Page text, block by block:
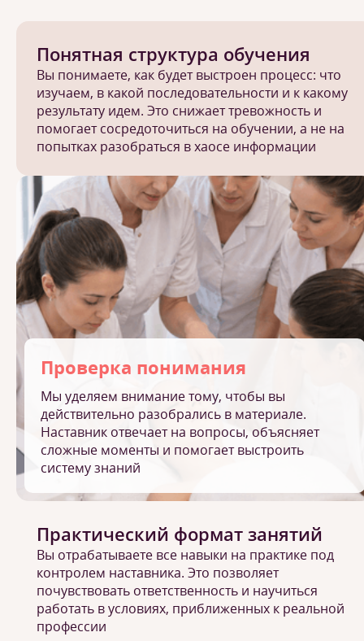
Понятная структура обучения
Вы понимаете, как будет выстроен процесс: что
изучаем, в какой последовательности и к какому
результату идем. Это снижает тревожность и
помогает сосредоточиться на обучении, а не на
попытках разобраться в хаосе информации
Проверка понимания
Мы уделяем внимание тому, чтобы вы
действительно разобрались в материале.
Наставник отвечает на вопросы, объясняет
сложные моменты и помогает выстроить
систему знаний
Практический формат занятий
Вы отрабатываете все навыки на практике под
контролем наставника. Это позволяет
почувствовать ответственность и научиться
работать в условиях, приближенных к реальной
профессии